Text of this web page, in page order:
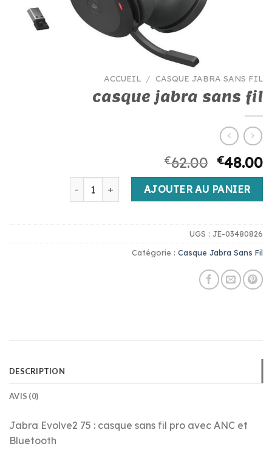
ACCUEIL / CASQUE JABRA SANS FIL
casque jabra sans fil
€62.00 €48.00
quantité de casque jabra sans fil
AJOUTER AU PANIER
UGS : JE-03480826
Catégorie : Casque Jabra Sans Fil
DESCRIPTION
AVIS (0)
Jabra Evolve2 75 : casque sans fil pro avec ANC et
Bluetooth